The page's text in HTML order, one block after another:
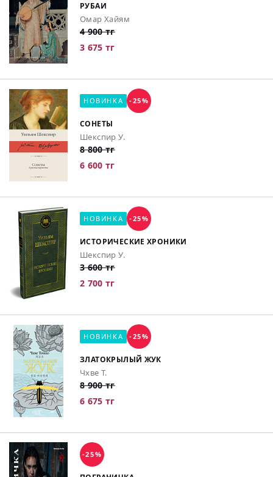
РУБАИ
Омар Хайям
4 900 тг
3 675 тг
НОВИНКА -25%
СОНЕТЫ
Шекспир У.
8 800 тг
6 600 тг
НОВИНКА -25%
ИСТОРИЧЕСКИЕ ХРОНИКИ
Шекспир У.
3 600 тг
2 700 тг
НОВИНКА -25%
ЗЛАТОКРЫЛЫЙ ЖУК
Чхве Т.
8 900 тг
6 675 тг
-25%